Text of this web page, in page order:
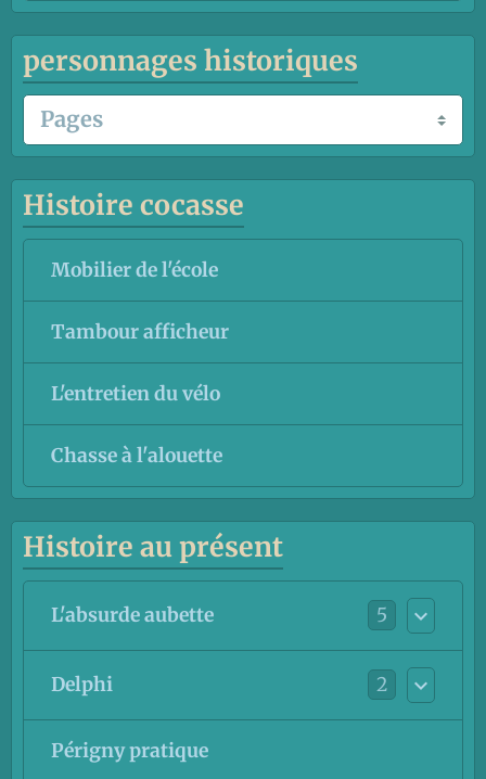
personnages historiques
Histoire cocasse
Mobilier de l'école
Tambour afficheur
L'entretien du vélo
Chasse à l'alouette
Histoire au présent
L'absurde aubette 5
Delphi 2
Périgny pratique